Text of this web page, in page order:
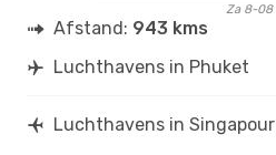
Za 8-08
Afstand: 943 kms
Luchthavens in Phuket
Luchthavens in Singapour